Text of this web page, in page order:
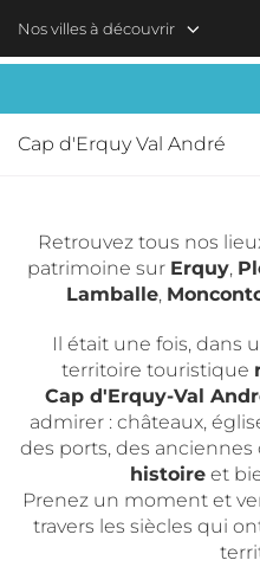
Nos villes à découvrir
Cap d'Erquy Val André
Retrouvez tous nos
patrimoine sur Erquy,
Lamballe,
Il était une fois, dans
territoire touristique
Cap d'Erquy-Val
admirer : châteaux,
des ports, des anciennes
histoireet
Prenez un moment et
travers les siècles qui